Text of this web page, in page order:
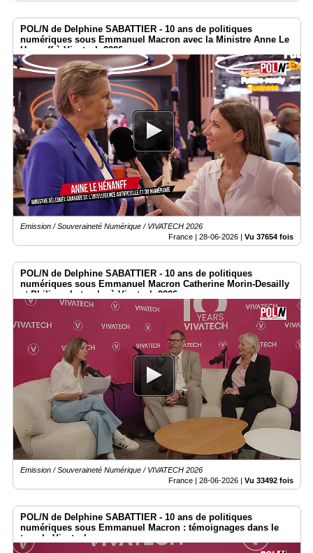
POL/N de Delphine SABATTIER - 10 ans de politiques
numériques sous Emmanuel Macron avec la Ministre Anne Le
Henanff à Vivatech 2026
Emission / Souveraineté Numérique / VIVATECH 2026
France | 28-06-2026 | Vu 37654 fois
POL/N de Delphine SABATTIER - 10 ans de politiques
numériques sous Emmanuel Macron Catherine Morin-Desailly
et Philippe Latombe à Vivatech 2026
Emission / Souveraineté Numérique / VIVATECH 2026
France | 28-06-2026 | Vu 33492 fois
POL/N de Delphine SABATTIER - 10 ans de politiques
numériques sous Emmanuel Macron : témoignages dans le
temple Vivatech